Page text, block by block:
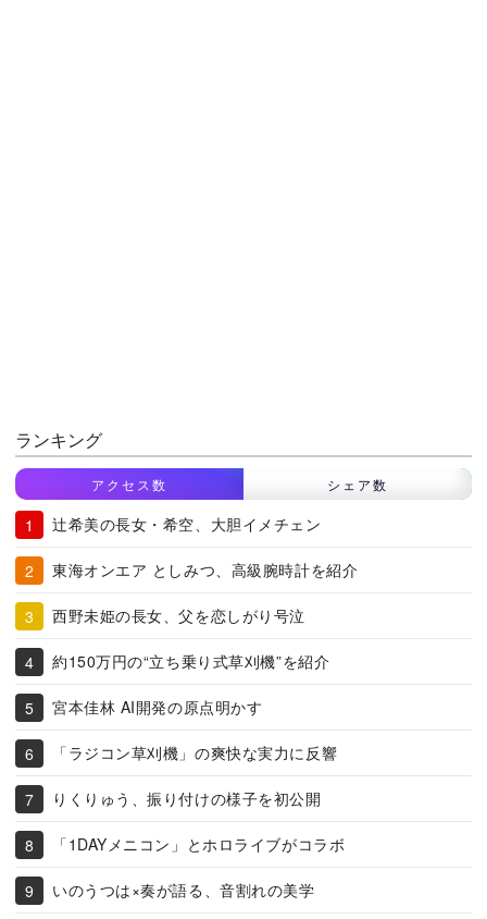
ランキング
アクセス数 シェア数
辻希美の長女・希空、大胆イメチェン
東海オンエア としみつ、高級腕時計を紹介
西野未姫の長女、父を恋しがり号泣
約150万円の“立ち乗り式草刈機”を紹介
宮本佳林 AI開発の原点明かす
「ラジコン草刈機」の爽快な実力に反響
りくりゅう、振り付けの様子を初公開
「1DAYメニコン」とホロライブがコラボ
いのうつは×奏が語る、音割れの美学